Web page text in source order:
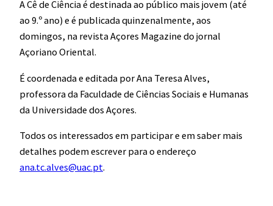
A Cê de Ciência é destinada ao público mais jovem (até
ao 9.º ano) e é publicada quinzenalmente, aos
domingos, na revista Açores Magazine do jornal
Açoriano Oriental.
É coordenada e editada por Ana Teresa Alves,
professora da Faculdade de Ciências Sociais e Humanas
da Universidade dos Açores.
Todos os interessados em participar e em saber mais
detalhes podem escrever para o endereço
ana.tc.alves@uac.pt.